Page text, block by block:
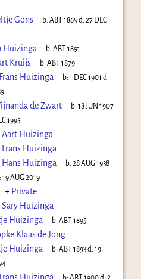
Gons b:ABT 1865 d:27 DEC
Huizinga b:ABT 1891
Kruijs b:ABT 1879
Huizinga b:1 DEC 1901 d:
de Zwart b:18 JUN 1907
1995
Aart Huizinga
Frans Huizinga
Hans Huizinga b:28 AUG 1938
19 AUG 2019
+ Private
Sary Huizinga
Huizinga b:ABT 1895
Klaas de Jong
Huizinga b:ABT 1893d:19
Huizinga